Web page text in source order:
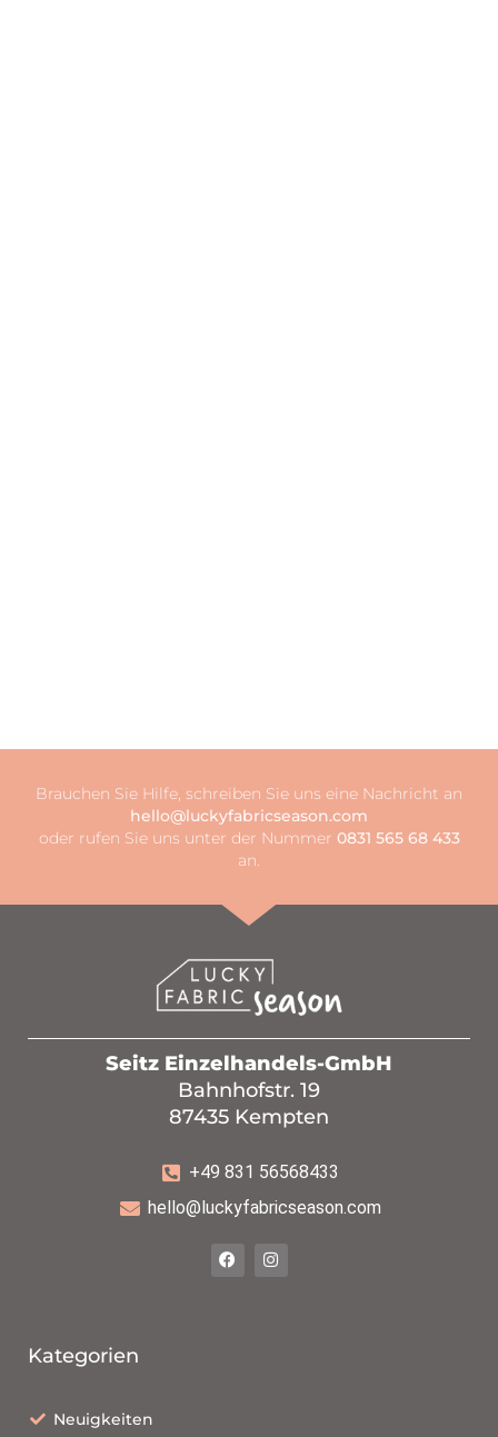
Brauchen Sie Hilfe, schreiben Sie uns eine Nachricht an
hello@luckyfabricseason.com
oder rufen Sie uns unter der Nummer 0831 565 68 433
an.
Seitz Einzelhandels-GmbH
Bahnhofstr. 19
87435 Kempten
+49 831 56568433
hello@luckyfabricseason.com
Kategorien
Neuigkeiten